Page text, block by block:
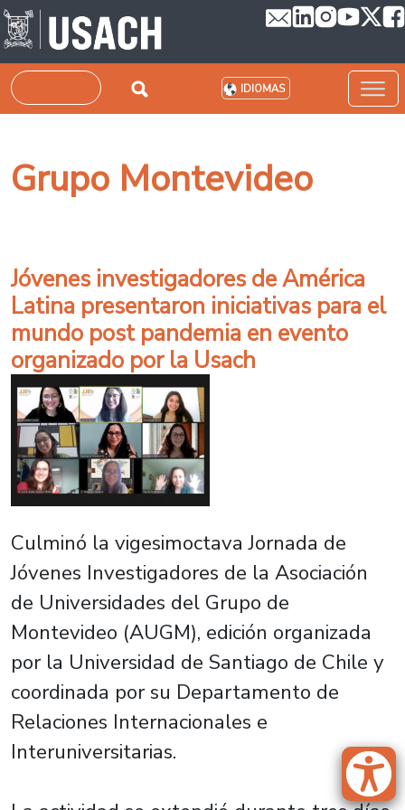
Pasar al contenido principal
Buscar IDIOMAS
Grupo Montevideo
Jóvenes investigadores de América
Latina presentaron iniciativas para el
mundo post pandemia en evento
organizado por la Usach
Culminó la vigesimoctava Jornada de
Jóvenes Investigadores de la Asociación
de Universidades del Grupo de
Montevideo (AUGM), edición organizada
por la Universidad de Santiago de Chile y
coordinada por su Departamento de
Relaciones Internacionales e
Interuniversitarias.